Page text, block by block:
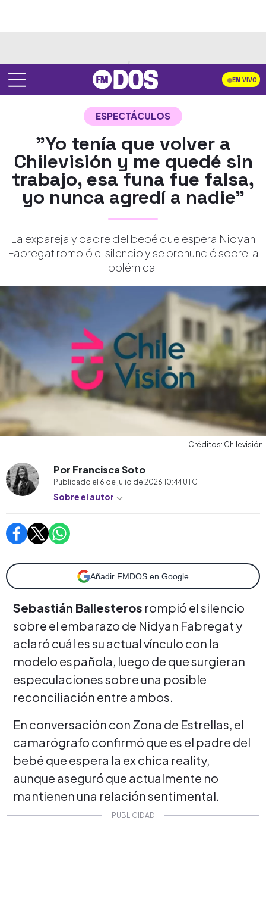
EN VIVO
ESPECTÁCULOS
"Yo tenía que volver a
Chilevisión y me quedé sin
trabajo, esa funa fue falsa,
yo nunca agredí a nadie"
La expareja y padre del bebé que espera Nidyan
Fabregat rompió el silencio y se pronunció sobre la
polémica.
Créditos: Chilevisión
Por Francisca Soto
Publicado el 6 de julio de 2026 10:44 UTC
Sobre el autor
Añadir FMDOS en Google
Sebastián Ballesteros rompió el silencio
sobre el embarazo de Nidyan Fabregat y
aclaró cuál es su actual vínculo con la
modelo española, luego de que surgieran
especulaciones sobre una posible
reconciliación entre ambos.
En conversación con Zona de Estrellas, el
camarógrafo confirmó que es el padre del
bebé que espera la ex chica reality,
aunque aseguró que actualmente no
mantienen una relación sentimental.